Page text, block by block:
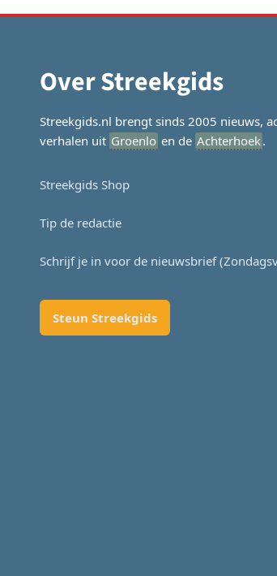
Over Streekgids
Streekgids.nl brengt sinds 2005 nieuws,
verhalen uit Groenlo en de Achterhoek.
Streekgids Shop
Tip de redactie
Schrijf je in voor de nieuwsbrief
Steun Streekgids